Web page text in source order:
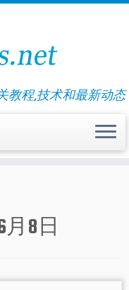
教程,技术和最新动态
月8日